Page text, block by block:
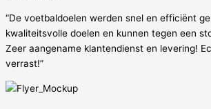
“De voetbaldoelen werden snel en efficiënt
kwaliteitsvolle doelen en kunnen tegen een
Zeer aangename klantendienst en levering!
verrast!”